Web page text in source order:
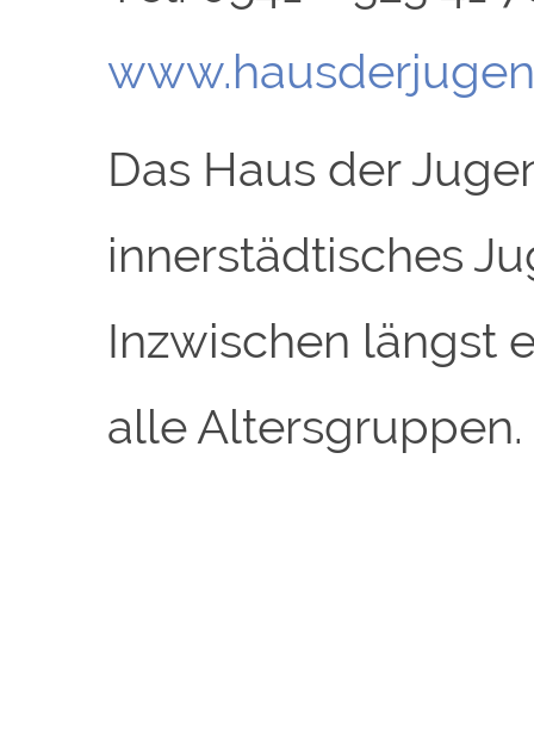
Das Haus der
innerstädtisches
Inzwischen längst
alle Altersgruppen.